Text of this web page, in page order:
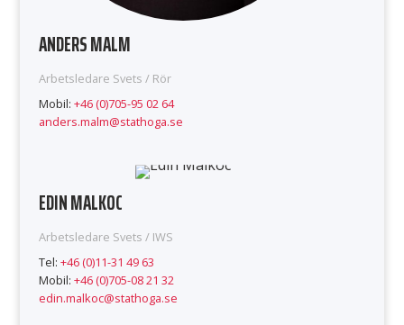
ANDERS MALM
Arbetsledare Svets / Rör
Mobil: +46 (0)705-95 02 64
anders.malm@stathoga.se
EDIN MALKOC
Arbetsledare Svets / IWS
Tel: +46 (0)11-31 49 63
Mobil: +46 (0)705-08 21 32
edin.malkoc@stathoga.se